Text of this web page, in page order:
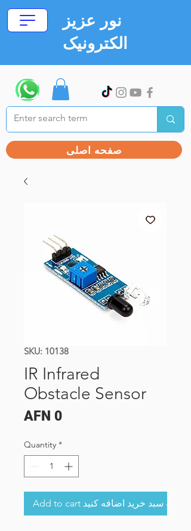
نور عزیز
الکترونیک
صفحه اصلی
SKU: 10138
IR Infrared
Obstacle Sensor
AFN 0Price
Quantity *
Add to cart به سبد خرید اضافه کنید